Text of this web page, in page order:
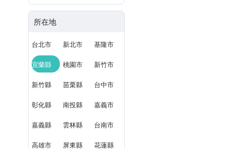
所在地
台北市 新北市 基隆市
宜蘭縣 桃園市 新竹市
新竹縣 苗栗縣 台中市
彰化縣 南投縣 嘉義市
嘉義縣 雲林縣 台南市
高雄市 屏東縣 花蓮縣